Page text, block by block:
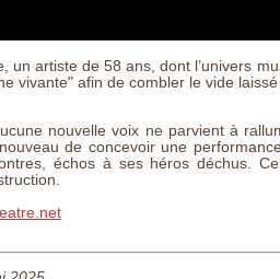
un artiste de 58 ans, dont l’univers
vivante" afin de combler le vide
nouvelle voix ne parvient à
de concevoir une
échos à ses héros déchus.